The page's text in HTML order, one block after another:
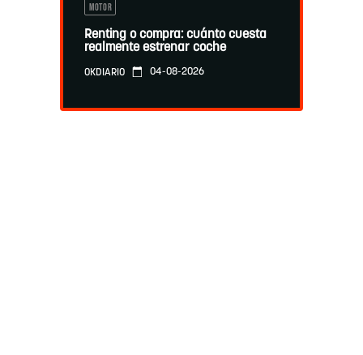
MOTOR
Renting o compra: cuánto cuesta
realmente estrenar coche
OKDIARIO 04-08-2026